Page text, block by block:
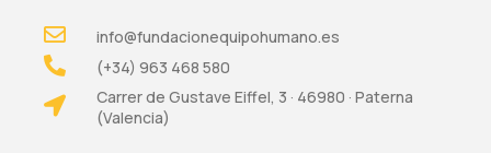
info@fundacionequipohumano.es
(+34) 963 468 580
Carrer de Gustave Eiffel, 3 · 46980 · Paterna
(Valencia)